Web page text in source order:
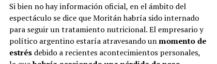
Si bien no hay información oficial, en el ámbito del
espectáculo se dice que Moritán habría sido internado
para seguir un tratamiento nutricional. El empresario y
político argentino estaría atravesando unmomento de
estrés debido a recientes acontecimientos personales,